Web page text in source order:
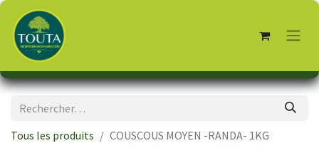
Tous les produits COUSCOUS MOYEN -RANDA- 1KG